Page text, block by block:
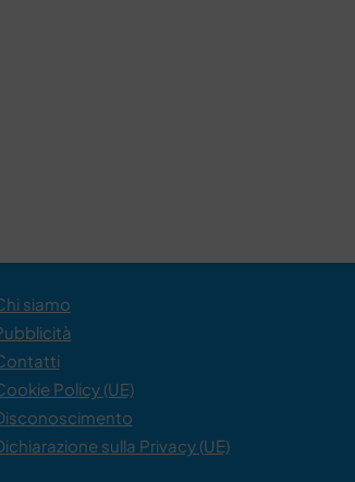
siamo
Policy (UE)
sulla Privacy (UE)